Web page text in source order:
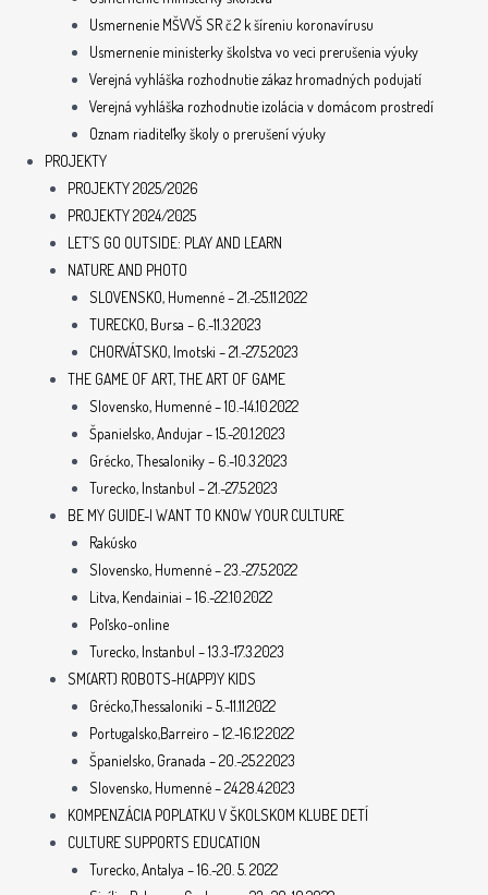
Usmernenie MŠVVŠ SR č.2 k šíreniu koronavírusu
Usmernenie ministerky školstva vo veci prerušenia výuky
Verejná vyhláška rozhodnutie zákaz hromadných podujatí
Verejná vyhláška rozhodnutie izolácia v domácom prostredí
Oznam riaditeľky školy o prerušení výuky
PROJEKTY
PROJEKTY 2025/2026
PROJEKTY 2024/2025
LET’S GO OUTSIDE: PLAY AND LEARN
NATURE AND PHOTO
SLOVENSKO, Humenné – 21.-25.11.2022
TURECKO, Bursa – 6.-11.3.2023
CHORVÁTSKO, Imotski – 21.-27.5.2023
THE GAME OF ART, THE ART OF GAME
Slovensko, Humenné – 10.-14.10.2022
Španielsko, Andujar – 15.-20.1.2023
Grécko, Thesaloniky – 6.-10.3.2023
Turecko, Instanbul – 21.-27.5.2023
BE MY GUIDE-I WANT TO KNOW YOUR CULTURE
Rakúsko
Slovensko, Humenné – 23.-27.5.2022
Litva, Kendainiai – 16.-22.10.2022
Poľsko-online
Turecko, Instanbul – 13.3-17.3.2023
SM(ART) ROBOTS-H(APP)Y KIDS
Grécko,Thessaloniki – 5.-11.11.2022
Portugalsko,Barreiro – 12.-16.12.2022
Španielsko, Granada – 20.-25.2.2023
Slovensko, Humenné – 24.28.4.2023
KOMPENZÁCIA POPLATKU V ŠKOLSKOM KLUBE DETÍ
CULTURE SUPPORTS EDUCATION
Turecko, Antalya – 16.-20. 5. 2022